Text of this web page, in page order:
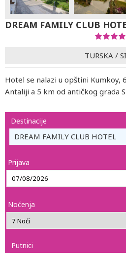
DREAM FAMILY CLUB
TURSKA /
Hotel se nalazi u opštini Kumkoy,
Antaliji a 5 km od antičkog grada
Destinacije
DREAM FAMILY CLUB HOTEL
Prijava
Noćenja
Putnici